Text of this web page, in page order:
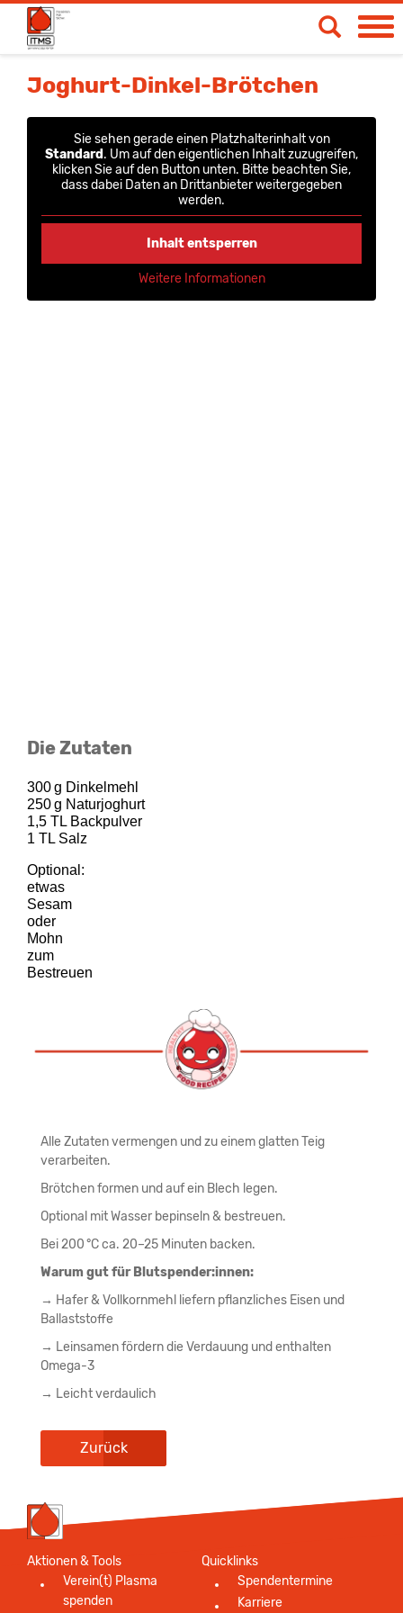
Medizinische Produkte
Über uns
News & Aktionen
Joghurt-Dinkel-Brötchen
Sie sehen gerade einen Platzhalterinhalt von
Standard . Um auf den eigentlichen Inhalt zuzugreifen,
klicken Sie auf den Button unten. Bitte beachten Sie,
dass dabei Daten an Drittanbieter weitergegeben
werden.
Inhalt entsperren
Weitere Informationen
Die Zutaten
300 g Dinkelmehl
250 g Naturjoghurt
1,5 TL Backpulver
1 TL Salz
Optional:
etwas
Sesam
oder
Mohn
zum
Bestreuen
Alle Zutaten vermengen und zu einem glatten Teig
verarbeiten.
Brötchen formen und auf ein Blech legen.
Optional mit Wasser bepinseln & bestreuen.
Bei 200 °C ca. 20–25 Minuten backen.
Warum gut für Blutspender:innen:
→ Hafer & Vollkornmehl liefern pflanzliches Eisen und
Ballaststoffe
→ Leinsamen fördern die Verdauung und enthalten
Omega-3
→ Leicht verdaulich
Zurück
Aktionen & Tools
Verein(t) Plasma
spenden
Quicklinks
Spendentermine
Karriere